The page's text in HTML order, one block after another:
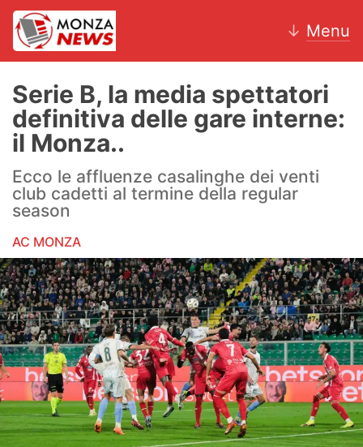
↓ Menu
News
AC Monza
Calcio
Motori
Volley
Hockey
Altri sport
Hockey
Pallanuoto
Serie B, la media spettatori
definitiva delle gare interne:
il Monza..
Ecco le affluenze casalinghe dei venti
club cadetti al termine della regular
season
AC MONZA